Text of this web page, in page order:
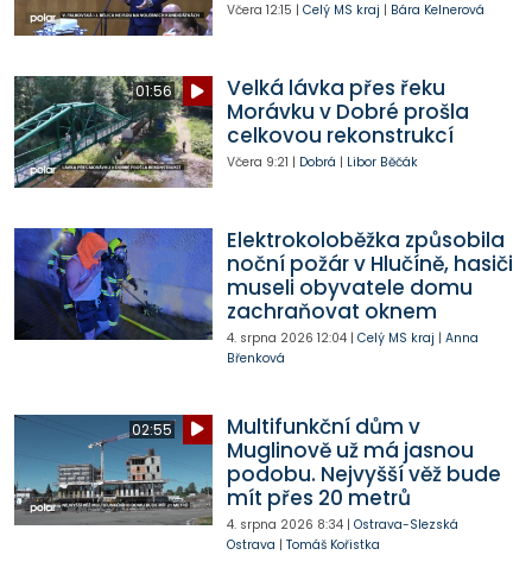
Včera 12:15 | Celý MS kraj | Bára Kelnerová
01:56
Velká lávka přes řeku
Morávku v Dobré prošla
celkovou rekonstrukcí
Včera 9:21 | Dobrá | Libor Běčák
Elektrokoloběžka způsobila
noční požár v Hlučíně, hasiči
museli obyvatele domu
zachraňovat oknem
4. srpna 2026 12:04| Celý MS kraj | Anna
Břenková
02:55
Multifunkční dům v
Muglinově už má jasnou
podobu. Nejvyšší věž bude
mít přes 20 metrů
4. srpna 2026 8:34| Ostrava-Slezská
Ostrava | Tomáš Kořistka